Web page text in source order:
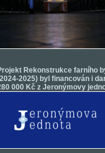
Rekonstrukce farního
2025) byl financován i
000 Kč z Jeronýmovy